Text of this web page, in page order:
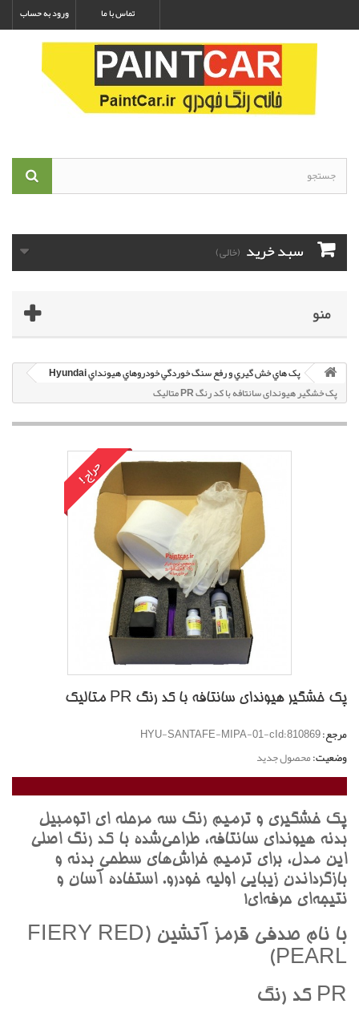
ورود به حساب تماس با ما
سبد خرید (خالی)
منو
پک هاي خش گيري و رفع سنگ خوردگي خودروهاي هيونداي Hyundai
پک خشگير هیوندای سانتافه با کد رنگ PR متاليک
حراج!
پک خشگير هیوندای سانتافه با کد رنگ PR متاليک
مرجع:HYU-SANTAFE-MIPA-01-cId:810869
وضعیت:محصول جدید
پک خشگيري و ترميم رنگ سه مرحله اي اتومبيل
بدنه هيونداي سانتافه، طراحي‌شده با کد رنگ اصلي
اين مدل، براي ترميم خراش‌هاي سطحي بدنه و
بازگرداندن زيبايي اوليه خودرو. استفاده آسان و
نتيجه‌اي حرفه‌اي!
با نام صدفي قرمز آتشين (FIERY RED
PEARL)
PR کد رنگ